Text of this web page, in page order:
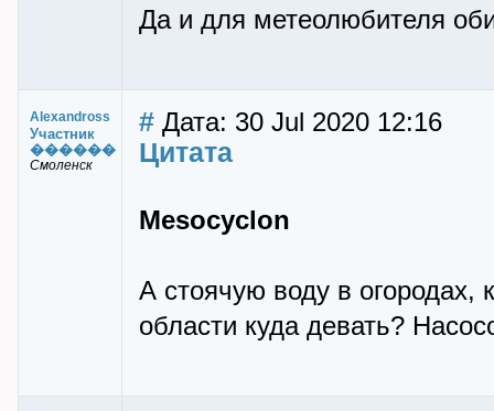
Да и для метеолюбителя
Alexandross
Участник
������
Смоленск
# Дата: 30 Jul 2020 12:16
Цитата
Mesocyclon
А стоячую воду в огородах,
области куда девать?